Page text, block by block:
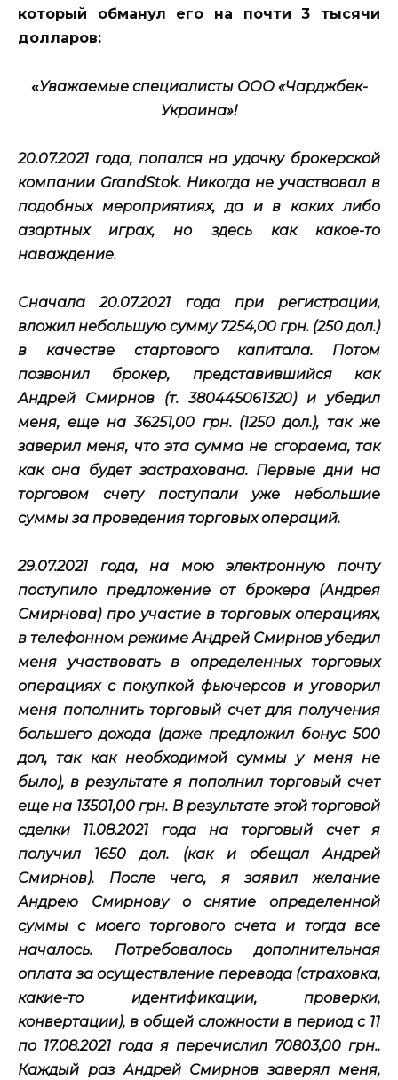
который обманул его на почти 3 тысячи
долларов:
«Уважаемые специалисты ООО «Чарджбек-
Украина»!
20.07.2021 года, попался на удочку брокерской
компании GrandStok. Никогда не участвовал в
подобных мероприятиях, да и в каких либо
азартных играх, но здесь как какое-то
наваждение.
Сначала 20.07.2021 года при регистрации,
вложил небольшую сумму 7254,00 грн. (250 дол.)
в качестве стартового капитала. Потом
позвонил брокер, представившийся как
Андрей Смирнов (т. 380445061320) и убедил
меня, еще на 36251,00 грн. (1250 дол.), так же
заверил меня, что эта сумма не сгораема, так
как она будет застрахована. Первые дни на
торговом счету поступали уже небольшие
суммы за проведения торговых операций.
29.07.2021 года, на мою электронную почту
поступило предложение от брокера (Андрея
Смирнова) про участие в торговых операциях,
в телефонном режиме Андрей Смирнов убедил
меня участвовать в определенных торговых
операциях с покупкой фьючерсов и уговорил
меня пополнить торговый счет для получения
большего дохода (даже предложил бонус 500
дол, так как необходимой суммы у меня не
было), в результате я пополнил торговый счет
еще на 13501,00 грн. В результате этой торговой
сделки 11.08.2021 года на торговый счет я
получил 1650 дол. (как и обещал Андрей
Смирнов). После чего, я заявил желание
Андрею Смирнову о снятие определенной
суммы с моего торгового счета и тогда все
началось. Потребовалось дополнительная
оплата за осуществление перевода (страховка,
какие-то идентификации, проверки,
конвертации), в общей сложности в период с 11
по 17.08.2021 года я перечислил 70803,00 грн..
Каждый раз Андрей Смирнов заверял меня,